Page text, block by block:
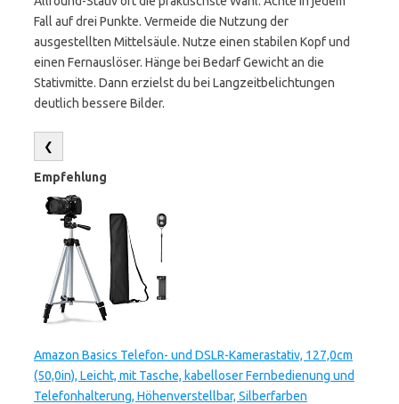
Fall auf drei Punkte. Vermeide die Nutzung der
ausgestellten Mittelsäule. Nutze einen stabilen Kopf und
einen Fernauslöser. Hänge bei Bedarf Gewicht an die
Stativmitte. Dann erzielst du bei Langzeitbelichtungen
deutlich bessere Bilder.
❮
Empfehlung
Amazon Basics Telefon- und DSLR-Kamerastativ, 127,0cm
(50,0in), Leicht, mit Tasche, kabelloser Fernbedienung und
Telefonhalterung, Höhenverstellbar, Silberfarben